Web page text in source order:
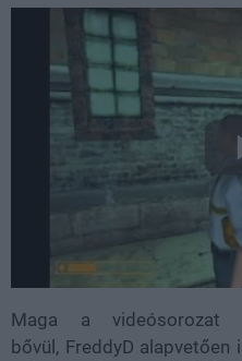
Maga a
bővül, FreddyD